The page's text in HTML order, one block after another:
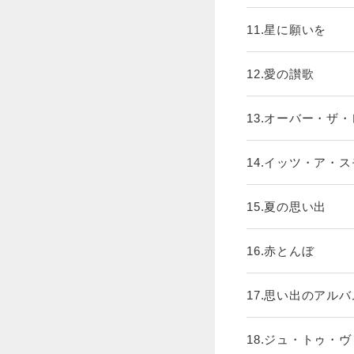
11.星に願いを
12.愛の讃歌
13.オーバー・ザ
14.イッツ・ア・
15.夏の思い出
16.赤とんぼ
17.思い出のアルバ
18.ジュ・トゥ・ヴ